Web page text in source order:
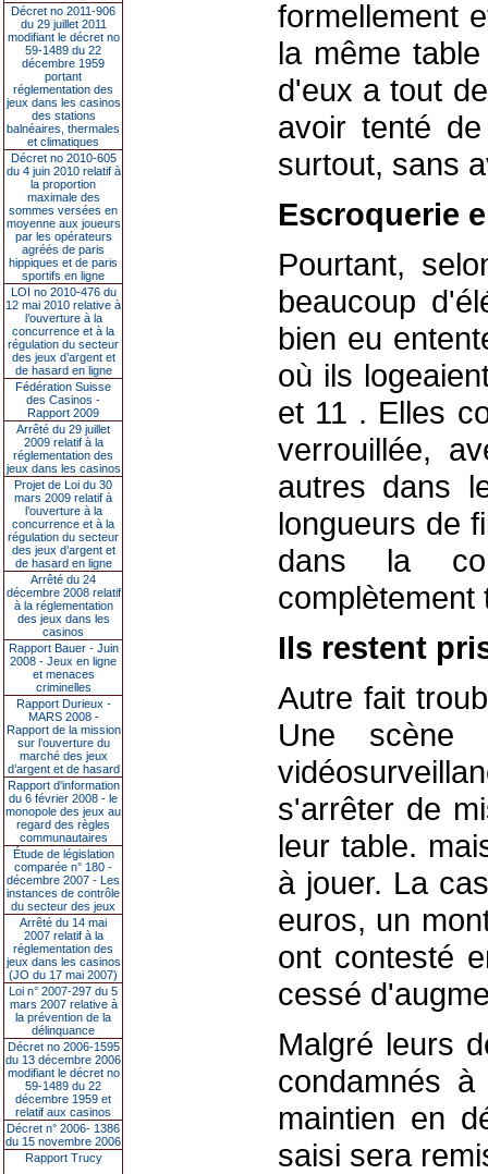
Décret no 2011-906
du 29 juillet 2011
modifiant le décret no
59-1489 du 22
décembre 1959
portant
réglementation des
jeux dans les casinos
des stations
balnéaires, thermales
et climatiques
Décret no 2010-605
du 4 juin 2010 relatif à
la proportion
maximale des
sommes versées en
moyenne aux joueurs
par les opérateurs
agréés de paris
hippiques et de paris
sportifs en ligne
LOI no 2010-476 du
12 mai 2010 relative à
l’ouverture à la
concurrence et à la
régulation du secteur
des jeux d’argent et
de hasard en ligne
Fédération Suisse
des Casinos -
Rapport 2009
Arrêté du 29 juillet
2009 relatif à la
réglementation des
jeux dans les casinos
Projet de Loi du 30
mars 2009 relatif à
l’ouverture à la
concurrence et à la
régulation du secteur
des jeux d’argent et
de hasard en ligne
Arrêté du 24
décembre 2008 relatif
à la réglementation
des jeux dans les
casinos
Rapport Bauer - Juin
2008 - Jeux en ligne
et menaces
criminelles
Rapport Durieux -
MARS 2008 -
Rapport de la mission
sur l’ouverture du
marché des jeux
d’argent et de hasard
Rapport d'information
du 6 février 2008 - le
monopole des jeux au
regard des règles
communautaires
Étude de législation
comparée n° 180 -
décembre 2007 - Les
instances de contrôle
du secteur des jeux
Arrêté du 14 mai
2007 relatif à la
réglementation des
jeux dans les casinos
(JO du 17 mai 2007)
Loi n° 2007-297 du 5
mars 2007 relative à
la prévention de la
délinquance
Décret no 2006-1595
du 13 décembre 2006
modifiant le décret no
59-1489 du 22
décembre 1959 et
relatif aux casinos
Décret n° 2006- 1386
du 15 novembre 2006
Rapport Trucy
formellement
la même
d'eux a tout
avoir tenté
surtout, sans
Escroquerie
Pourtant,
beaucoup
bien eu
où ils
et 11 . Elles
verrouillée,
autres dans
longueurs de
dans la
complètement
Ils restent
Autre fait
Une scène
s'arrêter de
leur table.
à jouer. La
euros, un
ont contesté
cessé
Malgré leurs
condamnés
maintien en
saisi sera